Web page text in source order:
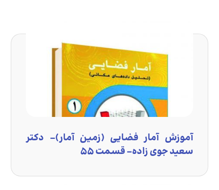
آموزش آمار فضایی (زمین آمار)- دکتر
سعید جوی زاده- قسمت ۵۵